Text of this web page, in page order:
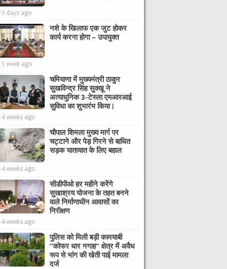
3 days ago
नशे के खिलाफ एक जुट होकर
कार्य करना होगा – उपायुक्त
1 week ago
चमियाणा में मुख्यमंत्री ठाकुर
सुखविन्द्र सिंह सुक्खू ने
अत्याधुनिक 3-टेस्ला एमआरआई
सुविधा का शुभारंभ किया।
4 weeks ago
चौपाल शिमला मुख्य मार्ग पर
चट्टाने और पेड़ गिरने से बाधित
सड़क यातायात के लिए बहाल
4 weeks ago
सीडीपीओ हर महीने करेंगे
सुखाश्रय योजना के तहत बनने
वाले निर्माणाधीन आवासों का
निरीक्षण
4 weeks ago
पुलिस को मिली बड़ी कामयाबी
“कोफर धार नगाह” क्षेत्र में अवैध
रूप से भांग की खेती पाई मामला
दर्ज